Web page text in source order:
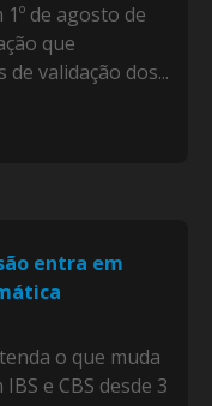
de agosto de
que
validação dos...
entra em
o que muda
e CBS desde 3